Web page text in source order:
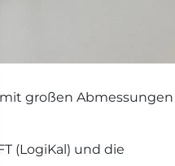
großen
(LogiKal) und die